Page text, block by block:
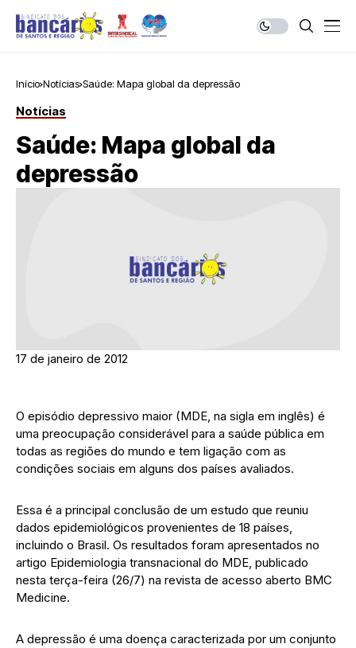
Início Notícias Saúde: Mapa global da depressão
Notícias
Saúde: Mapa global da
depressão
17 de janeiro de 2012
O episódio depressivo maior (MDE, na sigla em inglês) é
uma preocupação considerável para a saúde pública em
todas as regiões do mundo e tem ligação com as
condições sociais em alguns dos países avaliados.
Essa é a principal conclusão de um estudo que reuniu
dados epidemiológicos provenientes de 18 países,
incluindo o Brasil. Os resultados foram apresentados no
artigo Epidemiologia transnacional do MDE, publicado
nesta terça-feira (26/7) na revista de acesso aberto BMC
Medicine.
A depressão é uma doença caracterizada por um conjunto